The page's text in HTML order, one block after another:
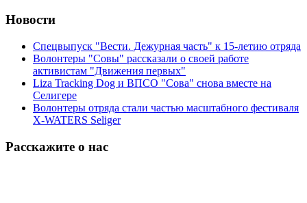
Новости
Спецвыпуск "Вести. Дежурная часть" к 15-летию отряда
Волонтеры "Совы" рассказали о своей работе
активистам "Движения первых"
Liza Tracking Dog и ВПСО "Сова" снова вместе на
Селигере
Волонтеры отряда стали частью масштабного фестиваля
X-WATERS Seliger
Расскажите о нас